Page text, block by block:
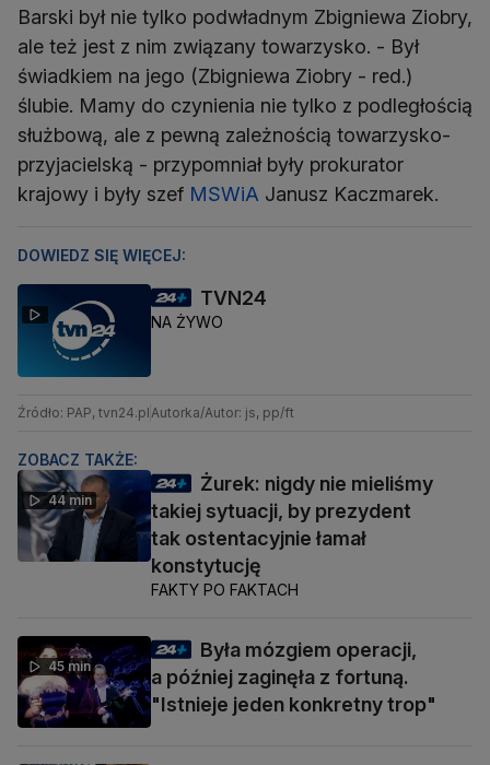
Barski był nie tylko podwładnym Zbigniewa Ziobry,
ale też jest z nim związany towarzysko. - Był
świadkiem na jego (Zbigniewa Ziobry - red.)
ślubie. Mamy do czynienia nie tylko z podległością
służbową, ale z pewną zależnością towarzysko-
przyjacielską - przypomniał były prokurator
krajowy i były szef MSWiA Janusz Kaczmarek.
DOWIEDZ SIĘ WIĘCEJ:
TVN24
NA ŻYWO
Źródło: PAP, tvn24.pl Autorka/Autor: js, pp/ft
ZOBACZ TAKŻE:
44 min
Żurek: nigdy nie mieliśmy
takiej sytuacji, by prezydent
tak ostentacyjnie łamał
konstytucję
FAKTY PO FAKTACH
45 min
Była mózgiem operacji,
a później zaginęła z fortuną.
"Istnieje jeden konkretny trop"